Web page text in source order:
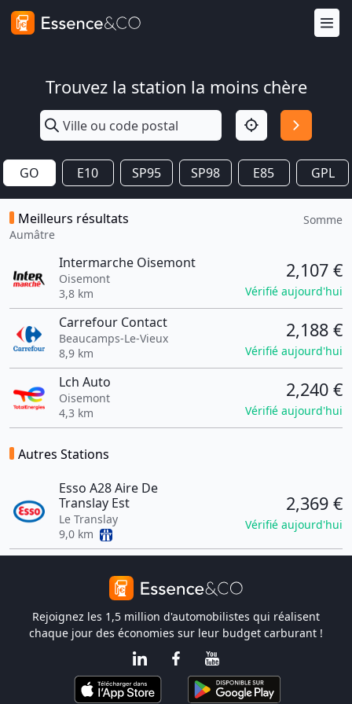
Trouvez la station la moins chère
GO E10 SP95 SP98 E85 GPL
Meilleurs résultats
Aumâtre
Somme
Intermarche Oisemont
Oisemont
3,8 km
2,107 €
Vérifié aujourd'hui
Carrefour Contact
Beaucamps-Le-Vieux
8,9 km
2,188 €
Vérifié aujourd'hui
Lch Auto
Oisemont
4,3 km
2,240 €
Vérifié aujourd'hui
Autres Stations
Esso A28 Aire De
Translay Est
Le Translay
9,0 km
2,369 €
Vérifié aujourd'hui
Rejoignez les 1,5 million d'automobilistes qui réalisent
chaque jour des économies sur leur budget carburant !